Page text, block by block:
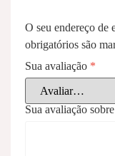
O seu endereço de
obrigatórios são
Sua avaliação *
Sua avaliação